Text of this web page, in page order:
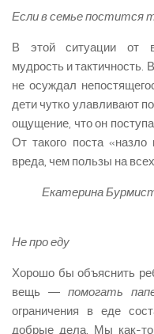
Если в семье постится
В этой ситуации от
мудрость и
не осуждал
дети чутко улавливают
ощущение, что он
От такого поста
вреда, чем пользы на
Екатерина
Не про еду
Хорошо бы объяснить
вещь —помогать
ограничения в еде
добрые дела. Мы как-